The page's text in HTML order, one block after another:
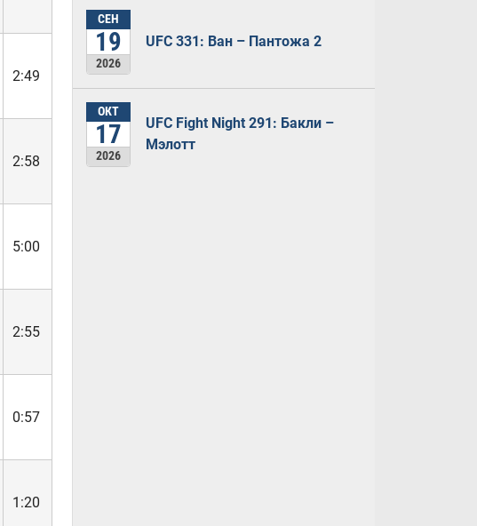
2:49
2:58
5:00
2:55
0:57
1:20
СЕН
19
2026
UFC 331: Ван – Пантожа 2
ОКТ
17
2026
UFC Fight Night 291: Бакли –
Мэлотт